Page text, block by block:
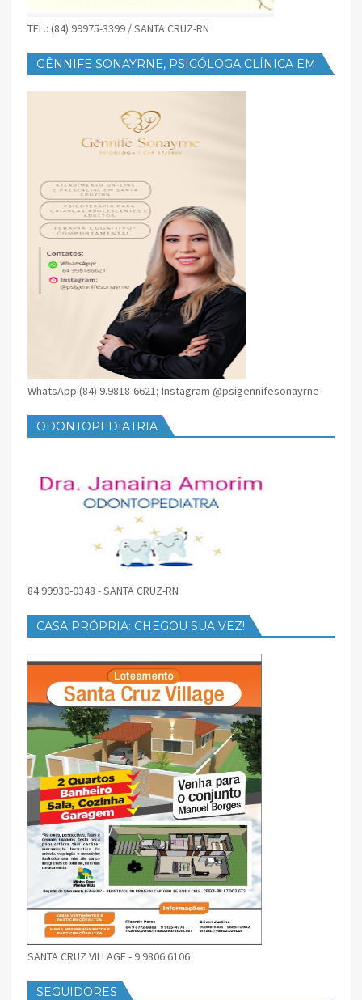
TEL.: (84) 99975-3399 / SANTA CRUZ-RN
GÊNNIFE SONAYRNE, PSICÓLOGA CLÍNICA EM
WhatsApp (84) 9.9818-6621; Instagram @psigennifesonayrne
ODONTOPEDIATRIA
84 99930-0348 - SANTA CRUZ-RN
CASA PRÓPRIA: CHEGOU SUA VEZ!
SANTA CRUZ VILLAGE - 9 9806 6106
SEGUIDORES